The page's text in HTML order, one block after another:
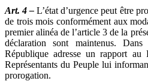
Art. 4 – L’état d’urgence peut être
de trois mois conformément aux
premier alinéa de l’article 3 de la
déclaration sont maintenus.
République adresse un rapport au
Représentants du Peuple lui
prorogation.